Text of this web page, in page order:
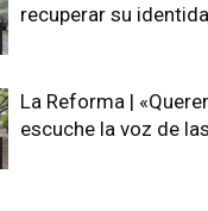
recuperar su
La Reforma |
escuche la voz de